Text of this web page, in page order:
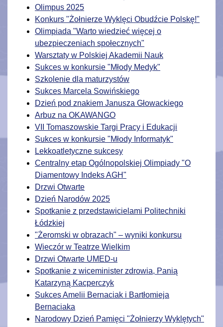
Olimpus 2025
Konkurs "Żołnierze Wyklęci Obudźcie Polskę!"
Olimpiada "Warto wiedzieć więcej o
ubezpieczeniach społecznych"
Warsztaty w Polskiej Akademii Nauk
Sukces w konkursie "Młody Medyk"
Szkolenie dla maturzystów
Sukces Marcela Sowińskiego
Dzień pod znakiem Janusza Głowackiego
Arbuz na OKAWANGO
VII Tomaszowskie Targi Pracy i Edukacji
Sukces w konkursie "Młody Informatyk"
Lekkoatletyczne sukcesy
Centralny etap Ogólnopolskiej Olimpiady "O
Diamentowy Indeks AGH"
Drzwi Otwarte
Dzień Narodów 2025
Spotkanie z przedstawicielami Politechniki
Łódzkiej
"Żeromski w obrazach" – wyniki konkursu
Wieczór w Teatrze Wielkim
Drzwi Otwarte UMED-u
Spotkanie z wiceminister zdrowia, Panią
Katarzyną Kacperczyk
Sukces Amelii Bernaciak i Bartłomieja
Bernaciaka
Narodowy Dzień Pamięci "Żołnierzy Wyklętych"